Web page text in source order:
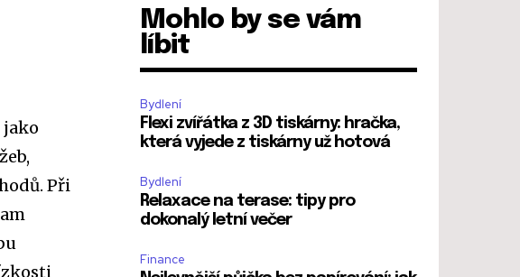
Při
Mohlo by se vám
líbit
Bydlení
Flexi zvířátka z 3D tiskárny: hračka,
která vyjede z tiskárny už hotová
Bydlení
Relaxace na terase: tipy pro
dokonalý letní večer
Finance